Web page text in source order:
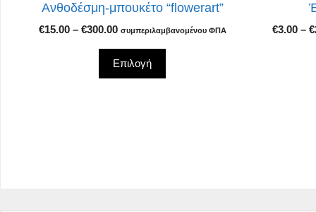
Ανθοδέσμη-μπουκέτο “flowerart”
€15.00 – €300.00Price
€15.00
συμπεριλαμβανομένου ΦΠΑ
Επιλογή
σελίδα
του
€3.00 – €
του